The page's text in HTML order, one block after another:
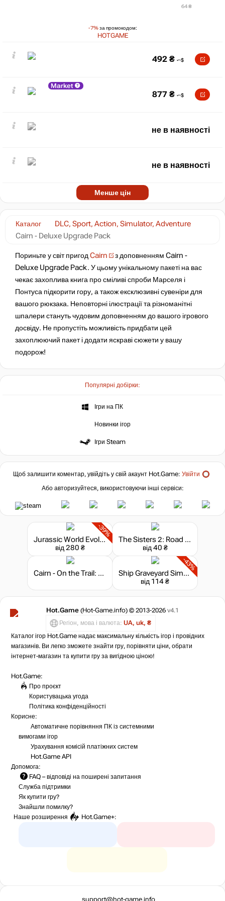
Популярні добірки:
Ігри на ПК
Новинки ігор
Ігри Steam
Каталог
DLC, Sport, Action, Simulator, Adventure
Cairn - Deluxe Upgrade Pack
Пориньте у світ пригод Cairn
з доповненням Cairn -
Deluxe Upgrade Pack. У цьому унікальному пакеті на вас
чекає захоплива книга про сміливі спроби Марселя і
Понтуса підкорити гору, а також ексклюзивні сувеніри для
вашого рюкзака. Неповторні ілюстрації та різноманітні
шпалери стануть чудовим доповненням до вашого ігрового
досвіду. Не пропустіть можливість придбати цей
захоплюючий пакет і додати яскраві сюжети у вашу
подорож!
-7%за промокодом:
HOTGAME
64 ₴
492 ₴
Market
877 ₴
не в наявності
не в наявності
Менше цін
Щоб залишити коментар, увійдіть у свій акаунт Hot.Game: Увійти
Або авторизуйтеся, використовуючи інші сервіси:
-39%
Jurassic World Evolution 3 - Deluxe Upgrade Pack
від 280 ₴
The Sisters 2: Road to Fame - Kigurumi
від 40 ₴
Cairn - On the Trail: Deep Water
-43%
Ship Graveyard Simulator 2 - Submarines DLC
від 114 ₴
Hot.Game (Hot-Game.info) © 2013-2026 v4.1
Регіон, мова і валюта: UA, uk, ₴
Каталог ігор Hot.Game надає максимальну кількість ігор і провідних
магазинів. Ви легко зможете знайти гру, порівняти ціни, обрати
інтернет-магазин та купити гру за вигідною ціною!
Hot.Game:
Про проєкт
Користувацька угода
Політика конфіденційності
Корисне:
Автоматичне порівняння ПК із системними
вимогами ігор
Урахування комісій платіжних систем
Hot.Game API
Допомога:
FAQ – відповіді на поширені запитання
Служба підтримки
Як купити гру?
Знайшли помилку?
Наше розширення
Hot.Game+:
support@hot-game.info